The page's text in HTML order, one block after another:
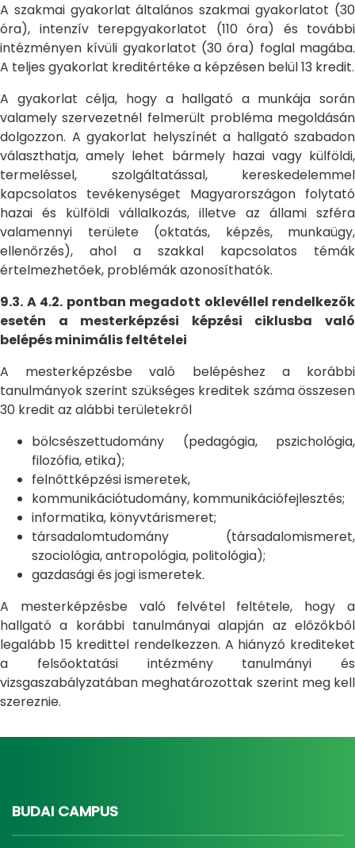
A szakmai gyakorlat általános szakmai gyakorlatot (30
óra), intenzív terepgyakorlatot (110 óra) és további
intézményen kívüli gyakorlatot (30 óra) foglal magába.
A teljes gyakorlat kreditértéke a képzésen belül 13 kredit.
A gyakorlat célja, hogy a hallgató a munkája során
valamely szervezetnél felmerült probléma megoldásán
dolgozzon. A gyakorlat helyszínét a hallgató szabadon
választhatja, amely lehet bármely hazai vagy külföldi,
termeléssel, szolgáltatással, kereskedelemmel
kapcsolatos tevékenységet Magyarországon folytató
hazai és külföldi vállalkozás, illetve az állami szféra
valamennyi területe (oktatás, képzés, munkaügy,
ellenőrzés), ahol a szakkal kapcsolatos témák
értelmezhetőek, problémák azonosíthatók.
9.3. A 4.2. pontban megadott oklevéllel rendelkezők
esetén a mesterképzési képzési ciklusba való
belépés minimális feltételei
A mesterképzésbe való belépéshez a korábbi
tanulmányok szerint szükséges kreditek száma összesen
30 kredit az alábbi területekről
bölcsészettudomány (pedagógia, pszichológia,
filozófia, etika);
felnőttképzési ismeretek,
kommunikációtudomány, kommunikációfejlesztés;
informatika, könyvtárismeret;
társadalomtudomány (társadalomismeret,
szociológia, antropológia, politológia);
gazdasági és jogi ismeretek.
A mesterképzésbe való felvétel feltétele, hogy a
hallgató a korábbi tanulmányai alapján az előzőkből
legalább 15 kredittel rendelkezzen. A hiányzó krediteket
a felsőoktatási intézmény tanulmányi és
vizsgaszabályzatában meghatározottak szerint meg kell
szereznie.
BUDAI CAMPUS